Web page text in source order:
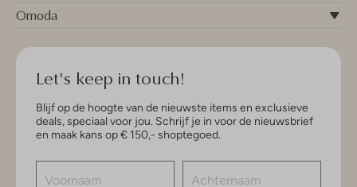
Omoda
Let's keep in touch!
Blijf op de hoogte van de nieuwste items en exclusieve
deals, speciaal voor jou. Schrijf je in voor de nieuwsbrief
en maak kans op € 150,- shoptegoed.